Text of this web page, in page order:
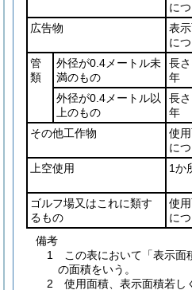
に
広告物
表
に
管
類
外径が0.4メートル未
満のもの
長
年
外径が0.4メートル以
上のもの
長
年
その他工作物
使
に
上空使用
1か
ゴルフ場又はこれに類す
るもの
使
に
備考
1 この表において「表示面
の面積をいう。
2 使用面積、表示面積若し